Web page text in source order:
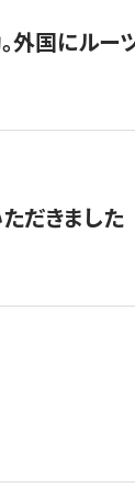
外国にル
だきました